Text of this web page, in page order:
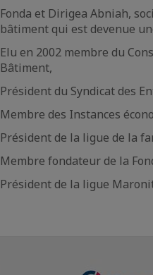
Fonda et Dirigea Abniah,
bâtiment qui est devenue
Elu en 2002 membre du
Bâtiment,
Président du Syndicat des
Membre des Instances
Président de la ligue de la
Membre fondateur de la
Président de la ligue